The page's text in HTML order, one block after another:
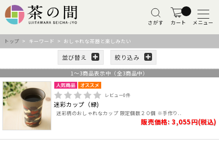
さがす カート メニュー
トップ > キーワード > おしゃれな茶器と楽しみたい
並び替え 絞り込み
1 ～3商品表示中（全3商品中）
レビュー0件
迷彩カップ（緑)
迷彩柄のおしゃれなカップ 限定個数２０個 ※手作り..
販売価格: 3,055円(税込)